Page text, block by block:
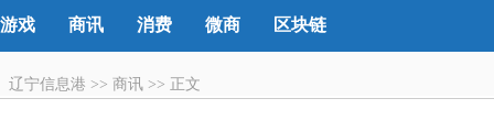
游戏 商讯 消费 微商 区块链
辽宁信息港 >> 商讯 >> 正文